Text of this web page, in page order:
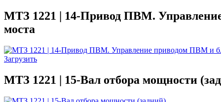
МТЗ 1221 | 14-Привод ПВМ.
моста
Загрузить
МТЗ 1221 | 15-Вал отбора мощности